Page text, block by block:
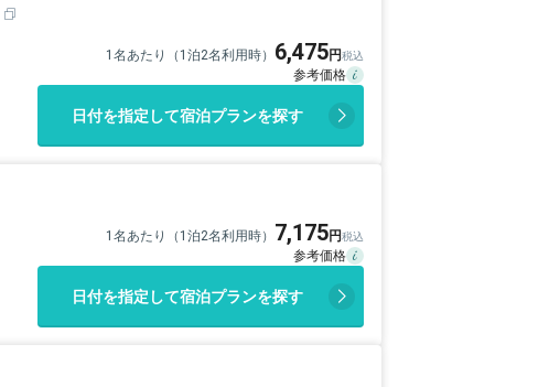
1名あたり（1泊2名利用時） 6,475
日付を指定して宿泊プランを探す
1名あたり（1泊2名利用時） 7,175
日付を指定して宿泊プランを探す